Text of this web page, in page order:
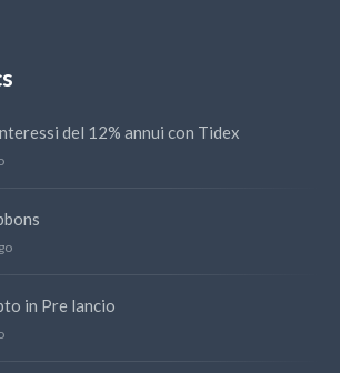
del 12% annui con Tidex
in Pre lancio